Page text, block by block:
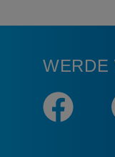
WERDE